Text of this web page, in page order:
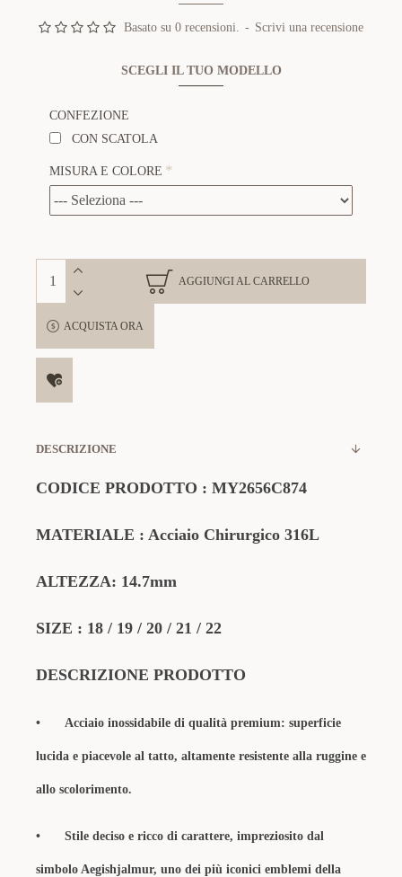
Basato su 0 recensioni. - Scrivi una recensione
SCEGLI IL TUO MODELLO
CONFEZIONE
CON SCATOLA
MISURA E COLORE
AGGIUNGI AL CARRELLO
ACQUISTA ORA
DESCRIZIONE
CODICE PRODOTTO : MY2656C874
MATERIALE : Acciaio Chirurgico 316L
ALTEZZA: 14.7mm
SIZE : 18 / 19 / 20 / 21 / 22
DESCRIZIONE PRODOTTO
• Acciaio inossidabile di qualità premium: superficie
lucida e piacevole al tatto, altamente resistente alla ruggine e
allo scolorimento.
• Stile deciso e ricco di carattere, impreziosito dal
simbolo Aegishjalmur, uno dei più iconici emblemi della